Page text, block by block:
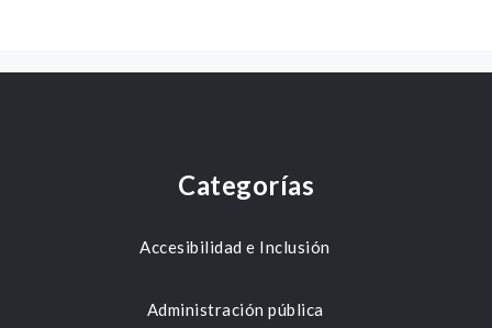
Categorías
Accesibilidad e Inclusión
Administración pública